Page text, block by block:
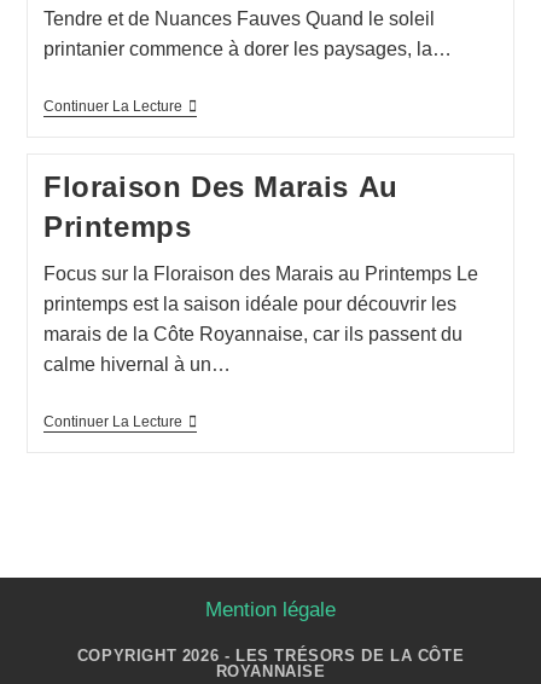
Tendre et de Nuances Fauves Quand le soleil
printanier commence à dorer les paysages, la…
Continuer La Lecture
Floraison Des Marais Au
Printemps
Focus sur la Floraison des Marais au Printemps Le
printemps est la saison idéale pour découvrir les
marais de la Côte Royannaise, car ils passent du
calme hivernal à un…
Continuer La Lecture
Mention légale
COPYRIGHT 2026 - LES TRÉSORS DE LA CÔTE
ROYANNAISE